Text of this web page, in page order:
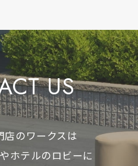
US
店のワークスは
ホテルのロビーに